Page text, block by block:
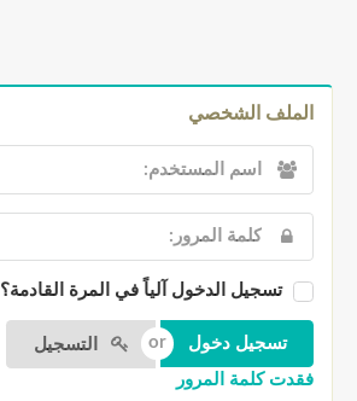
الملف الشخصي
تسجيل الدخول آلياً في المرة القادمة؟
التسجيل
فقدت كلمة المرور